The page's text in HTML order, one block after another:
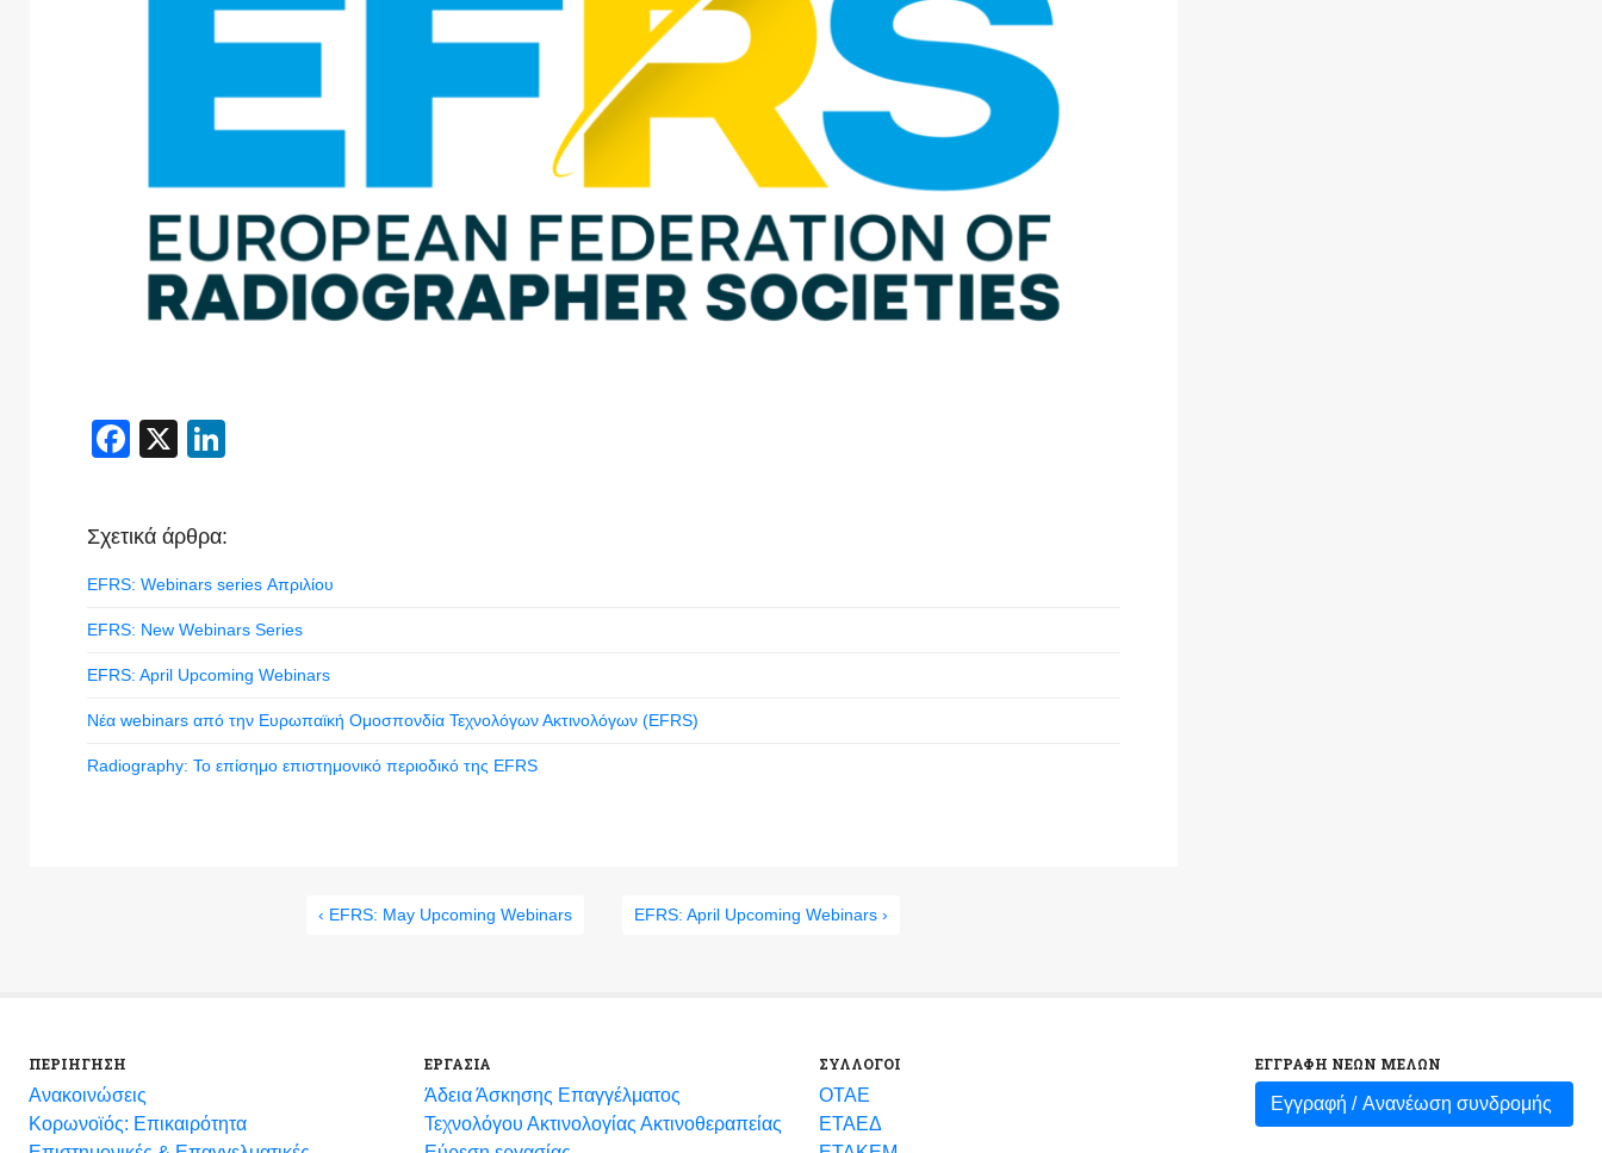
Facebook
X
Σχετικά άρθρα:
EFRS: Webinars series Απριλίου
EFRS: New Webinars Series
EFRS: April Upcoming Webinars
Νέα webinars από την Ευρωπαϊκή Ομοσπονδία Τεχνολόγων Ακτινολόγων (EFRS)
Radiography: Το επίσημο επιστημονικό περιοδικό της EFRS
‹ EFRS: May Upcoming Webinars EFRS: April Upcoming Webinars ›
ΠΕΡΙΗΓΗΣΗ
Ανακοινώσεις
Κορωνοϊός: Επικαιρότητα
ΕΡΓΑΣΙΑ
Άδεια Άσκησης Επαγγέλματος
Τεχνολόγου Ακτινολογίας Ακτινοθεραπείας
ΣΥΛΛΟΓΟΙ
ΟΤΑΕ
ΕΤΑΕΔ
ΕΓΓΡΑΦΗ ΝΕΩΝ ΜΕΛΩΝ
Εγγραφή / Ανανέωση συνδρομής